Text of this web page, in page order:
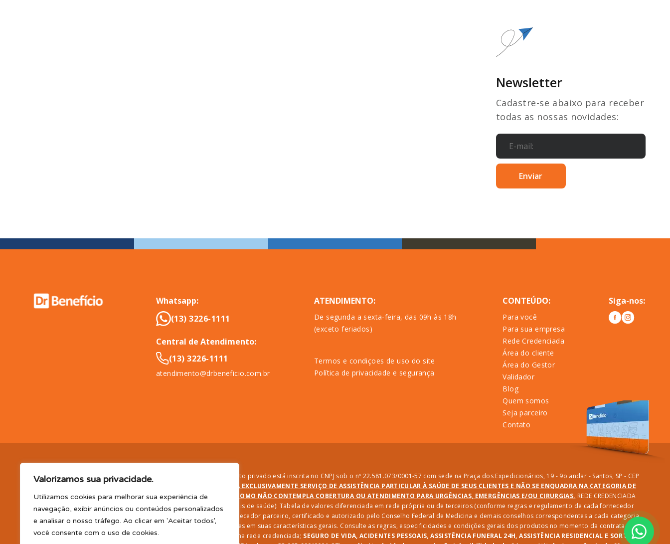
Valorizamos sua privacidade.
Utilizamos cookies para melhorar sua experiência de
navegação, exibir anúncios ou conteúdos personalizados
e analisar o nosso tráfego. Ao clicar em 'Aceitar todos',
você consente com o uso de cookies.
Newsletter
Cadastre-se abaixo para receber
todas as nossas novidades:
Whatsapp:
(13) 3226-1111
Central de Atendimento:
(13) 3226-1111
atendimento@drbeneficio.com.br
ATENDIMENTO:
De segunda a sexta-feira, das 09h às 18h
(exceto feriados)
Termos e condiçoes de uso do site
Política de privacidade e segurança
CONTEÚDO:
Para você
Para sua empresa
Rede Credenciada
Área do cliente
Área do Gestor
Validador
Blog
Quem somos
Seja parceiro
Contato
Siga-nos:
DR. BENEFÍCIO (InCompany Benefícios LTDA.), pessoa jurídica de direito privado está inscrita no CNPJ sob o nº 22.581.073/0001-57 com sede na Praça dos Expedicionários, 19 - 9o andar - Santos, SP - CEP
EM BENEFÍCIOS PARA SAÚDE, A DR. BENEFÍCIO PRESTA EXCLUSIVAMENTE SERVIÇO DE ASSISTÊNCIA PARTICULAR À SAÚDE DE SEUS CLIENTES E NÃO SE ENQUADRA NA CATEGORIA DE
PLANO DE SAÚDE E/OU ODONTOLÓGICO SUPLEMENTAR, ASSIM COMO NÃO CONTEMPLA COBERTURA OU ATENDIMENTO PARA URGÊNCIAS, EMERGÊNCIAS E/OU CIRURGIAS. REDE CREDENCIADA
(consultas, exames, tratamentos e demais serviços e/ou profissionais de saúde): Tabela de valores diferenciada em rede própria ou de terceiros (conforme regras e regulamento de cada fornecedor
parceiro); TELEMEDICINA e TELECONSULTA: Serviço realizado por fornecedor parceiro, certificado e autorizado pelo Conselho Federal de Medicina e demais conselhos correspondentes a cada categoria
profissional disponibilizada. Os planos oferecidos possuem variações em suas características gerais. Consulte as regras, especificidades e condições gerais dos produtos no momento da contratação.
CLUBE DR. BENEFÍCIO e FARMÁCIA: Desconto em produtos e serviços na rede credenciada; SEGURO DE VIDA, ACIDENTES PESSOAIS, ASSISTÊNCIA FUNERAL 24H, ASSISTÊNCIA RESIDENCIAL E SORTEIO: